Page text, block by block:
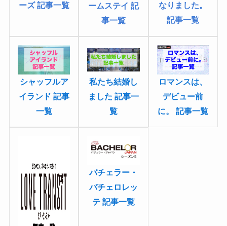
ーズ 記事一覧
ームステイ 記
事一覧
なりました。
記事一覧
シャッフルア
イランド 記事
一覧
私たち結婚し
ました 記事一
覧
ロマンスは、
デビュー前
に。 記事一覧
バチェラー・
バチェロレッ
テ 記事一覧